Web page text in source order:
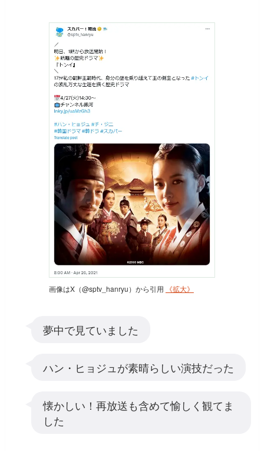
画像はX（@sptv_hanryu）から引用 《拡大》
夢中で見ていました
ハン・ヒョジュが素晴らしい演技だった
懐かしい！再放送も含めて愉しく観てま
した